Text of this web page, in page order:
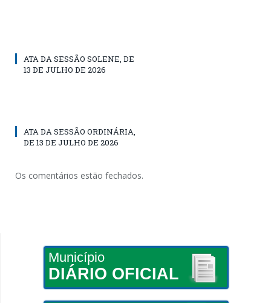
ATA DA SESSÃO SOLENE, DE
13 DE JULHO DE 2026
ATA DA SESSÃO ORDINÁRIA,
DE 13 DE JULHO DE 2026
Os comentários estão fechados.
Município
DIÁRIO OFICIAL